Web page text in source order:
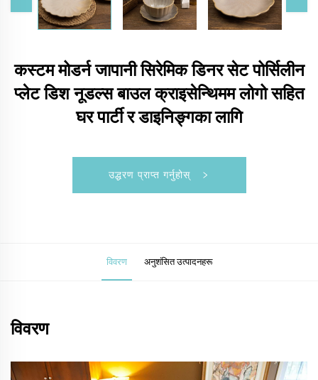
कस्टम मोडर्न जापानी सिरेमिक डिनर सेट पोर्सिलीन
प्लेट डिश नूडल्स बाउल क्राइसेन्थिमम लोगो सहित
घर पार्टी र डाइनिङ्गका लागि
उद्धरण प्राप्त गर्नुहोस्
विवरण अनुशंसित उत्पादनहरू
विवरण